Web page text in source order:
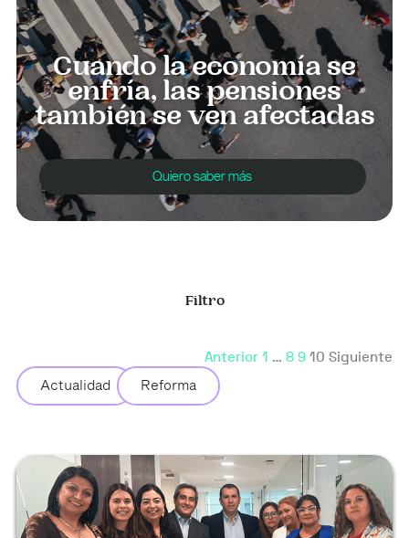
Cuando la economía se
enfría, las pensiones
también se ven afectadas
Quiero saber más
Filtro
Actualidad Reforma
Anterior Page
1 … Page
8 Page
9 Page
10 Siguiente
Page PagePagePage